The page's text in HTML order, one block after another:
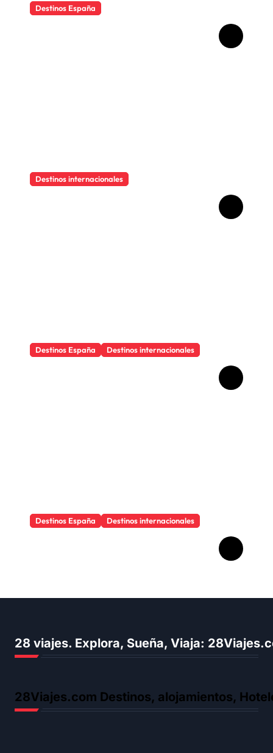
Destinos España
Destinos internacionales
Destinos España Destinos internacionales
Destinos España Destinos internacionales
28 viajes. Explora, Sueña, Viaja:
28Viajes.com Destinos, alojamientos,